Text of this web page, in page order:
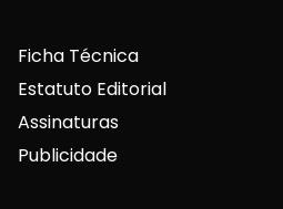
Ficha Técnica
Estatuto Editorial
Assinaturas
Publicidade